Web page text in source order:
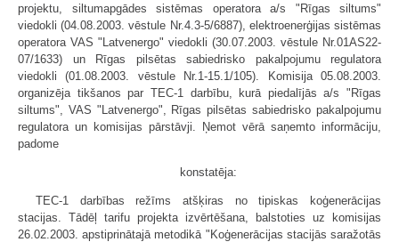
projektu, siltumapgādes sistēmas operatora a/s "Rīgas siltums"
viedokli (04.08.2003. vēstule Nr.4.3-5/6887), elektroenerģijas sistēmas
operatora VAS "Latvenergo" viedokli (30.07.2003. vēstule Nr.01AS22-
07/1633) un Rīgas pilsētas sabiedrisko pakalpojumu regulatora
viedokli (01.08.2003. vēstule Nr.1-15.1/105). Komisija 05.08.2003.
organizēja tikšanos par TEC-1 darbību, kurā piedalījās a/s "Rīgas
siltums", VAS "Latvenergo", Rīgas pilsētas sabiedrisko pakalpojumu
regulatora un komisijas pārstāvji. Ņemot vērā saņemto informāciju,
padome
konstatēja:
TEC-1 darbības režīms atšķiras no tipiskas koģenerācijas
stacijas. Tādēļ tarifu projekta izvērtēšana, balstoties uz komisijas
26.02.2003. apstiprinātajā metodikā "Koģenerācijas stacijās saražotās